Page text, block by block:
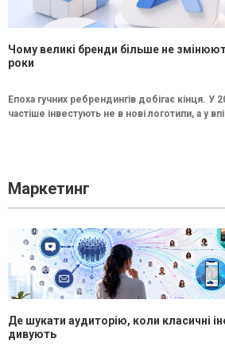
Чому великі бренди більше не
роки
Епоха гучних ребрендингів добігає кінця. У
частіше інвестують не в нові логотипи, а у
Маркетинг
Де шукати аудиторію, коли класичні
дивують